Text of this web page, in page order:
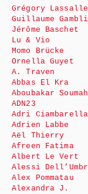
Grégory Lassalle
Guillaume
Jérôme Baschet
Lu & Vio
Momo Brücke
Ornella Guyet
A. Traven
Abbas El Kra
Aboubakar
ADN23
Adri Ciambarella
Adrien Labbe
Aël Thierry
Afreen Fatima
Albert Le Vert
Alessi
Alex Pommatau
Alexandra J.